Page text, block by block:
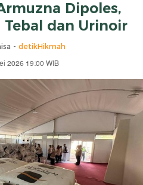
Dipoles,
dan Urinoir
- detikHikmah
2026 19:00 WIB